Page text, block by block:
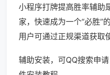
小程序打牌提高胜率辅助
家，快速成为一个“必胜”
用户可通过正规渠道获取
辅助安装，可QQ搜索申